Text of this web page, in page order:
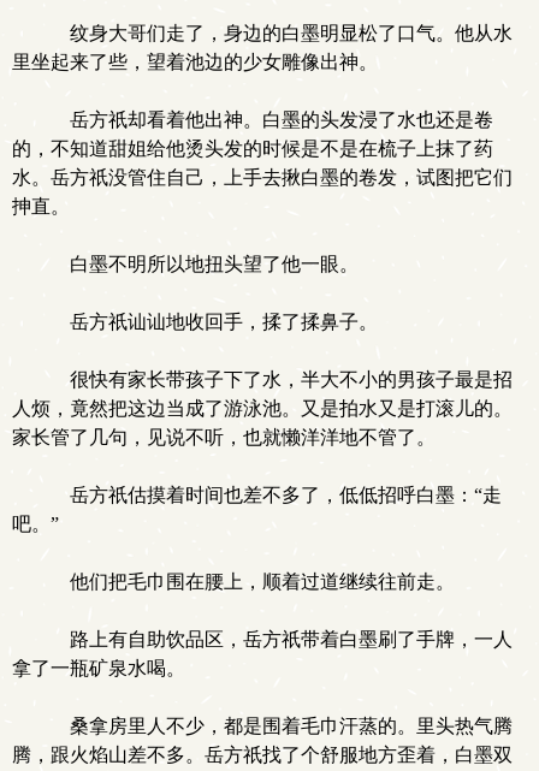
纹身大哥们走了，身边的白墨明显松了口气。他从水
里坐起来了些，望着池边的少女雕像出神。
岳方祇却看着他出神。白墨的头发浸了水也还是卷
的，不知道甜姐给他烫头发的时候是不是在梳子上抹了药
水。岳方祇没管住自己，上手去揪白墨的卷发，试图把它们
抻直。
白墨不明所以地扭头望了他一眼。
岳方祇讪讪地收回手，揉了揉鼻子。
很快有家长带孩子下了水，半大不小的男孩子最是招
人烦，竟然把这边当成了游泳池。又是拍水又是打滚儿的。
家长管了几句，见说不听，也就懒洋洋地不管了。
岳方祇估摸着时间也差不多了，低低招呼白墨：“走
吧。”
他们把毛巾围在腰上，顺着过道继续往前走。
路上有自助饮品区，岳方祇带着白墨刷了手牌，一人
拿了一瓶矿泉水喝。
桑拿房里人不少，都是围着毛巾汗蒸的。里头热气腾
腾，跟火焰山差不多。岳方祇找了个舒服地方歪着，白墨双